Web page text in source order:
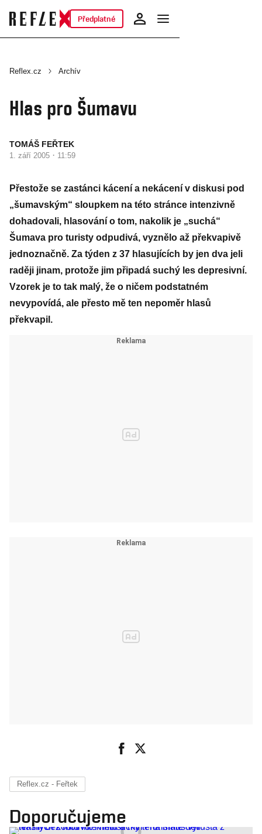
Předplatné
Reflex.cz Archív
Hlas pro Šumavu
TOMÁŠ FEŘTEK
1. září 2005 · 11:59
Přestože se zastánci kácení a nekácení v diskusi pod
„šumavským“ sloupkem na této stránce intenzivně
dohadovali, hlasování o tom, nakolik je „suchá“
Šumava pro turisty odpudivá, vyznělo až překvapivě
jednoznačně. Za týden z 37 hlasujících by jen dva jeli
raději jinam, protože jim připadá suchý les depresivní.
Vzorek je to tak malý, že o ničem podstatném
nevypovídá, ale přesto mě ten nepoměr hlasů
překvapil.
Reflex.cz - Feřtek
Doporučujeme